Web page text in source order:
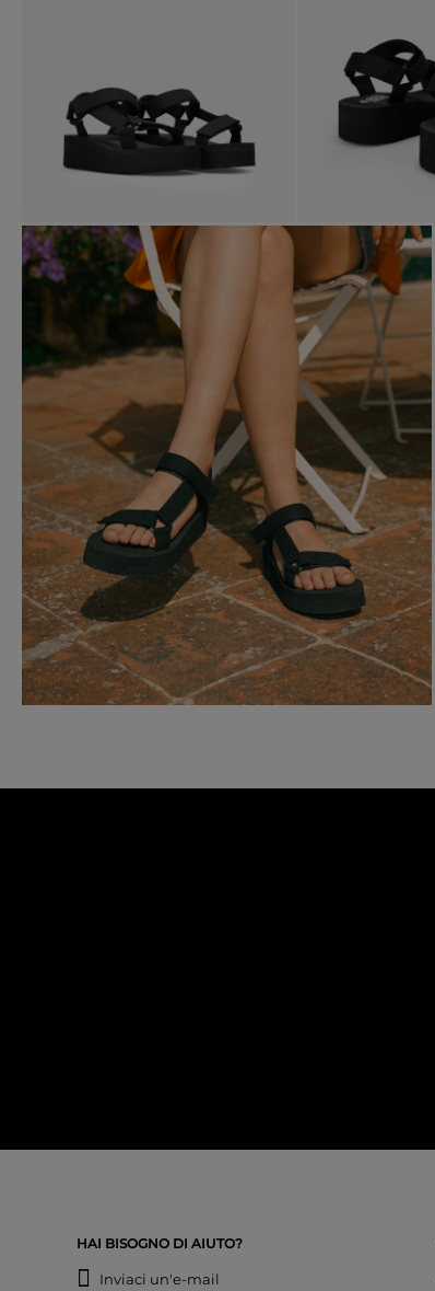
HAI BISOGNO DI AIUTO?
Inviaci un'e-mail